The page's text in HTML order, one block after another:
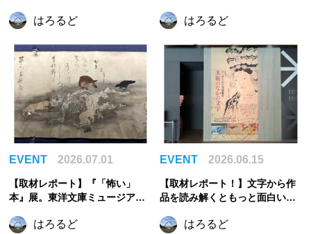
世界
はろるど
つわの美へ。夏に訪れたい注目
はろるど
EVENT 2026.07.01
【取材レポート】『「怖い」
本』展。東洋文庫ミュージアム
い」
はろるど
EVENT 2026.06.15
【取材レポート！】文字から作
品を読み解くともっと面白い。
のなかの文字―』｜根津美術館
はろるど